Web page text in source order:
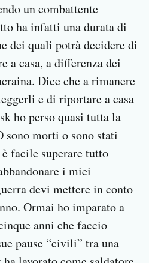
un combattente
ha infatti una durata di
dei quali potrà decidere di
a casa, a differenza dei
Dice che a rimanere
e di riportare a casa
ho perso quasi tutta la
sono morti o sono stati
facile superare tutto
i miei
devi mettere in conto
Ormai ho imparato a
anni che faccio
pause “civili” tra una